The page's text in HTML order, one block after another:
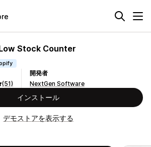
Stock Counter
(51)
開発者
NextGen Software
インストール
デモストアを表示する